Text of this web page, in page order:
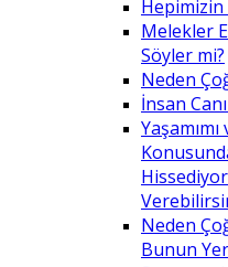
Hepimizin
Melekler
Söyler mi?
Neden
İnsan
Neden
Bunun